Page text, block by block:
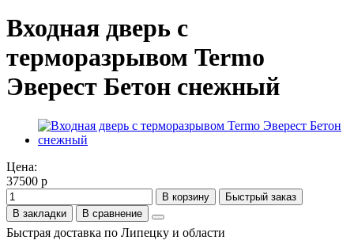
Входная дверь с
терморазрывом Termo
Эверест Бетон снежный
Цена:
37500 р
В корзину
Быстрый заказ
В закладки
В сравнение
Быстрая доставка по Липецку и области